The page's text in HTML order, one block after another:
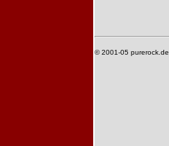
© 2001-05 purerock.de